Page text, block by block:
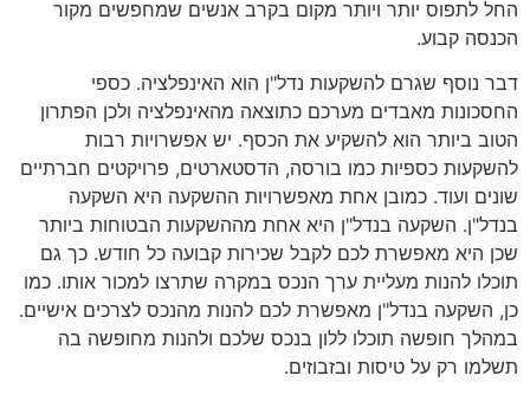
החל לתפוס יותר ויותר מקום בקרב אנשים שמחפשים מקור
הכנסה קבוע.
דבר נוסף שגרם להשקעות נדל"ן הוא האינפלציה. כספי
החסכונות מאבדים מערכם כתוצאה מהאינפלציה ולכן הפתרון
הטוב ביותר הוא להשקיע את הכסף. יש אפשרויות רבות
להשקעות כספיות כמו בורסה, הדסטארטים, פרויקטים חברתיים
שונים ועוד. כמובן אחת מאפשרויות ההשקעה היא השקעה
בנדל"ן. השקעה בנדל"ן היא אחת מההשקעות הבטוחות ביותר
שכן היא מאפשרת לכם לקבל שכירות קבועה כל חודש. כך גם
תוכלו להנות מעליית ערך הנכס במקרה שתרצו למכור אותו. כמו
כן, השקעה בנדל"ן מאפשרת לכם להנות מהנכס לצרכים אישיים.
במהלך חופשה תוכלו ללון בנכס שלכם ולהנות מחופשה בה
תשלמו רק על טיסות ובזבוזים.